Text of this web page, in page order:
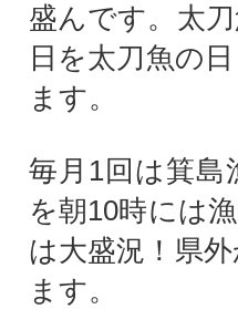
盛んです。太
日を太刀魚の
ます。
毎月1回は箕島
を朝10時には
は大盛況！県
ます。